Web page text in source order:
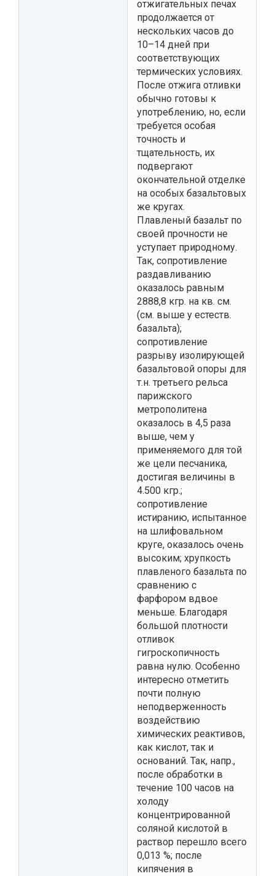
отжигательных печах
продолжается от
нескольких часов до
10–14 дней при
соответствующих
термических условиях.
После отжига отливки
обычно готовы к
употреблению, но, если
требуется особая
точность и
тщательность, их
подвергают
окончательной отделке
на особых базальтовых
же кругах.
Плавленый базальт по
своей прочности не
уступает природному.
Так, сопротивление
раздавливанию
оказалось равным
2888,8 кгр. на кв. см.
(см. выше у естеств.
базальта);
сопротивление
разрыву изолирующей
базальтовой опоры для
т.н. третьего рельса
парижского
метрополитена
оказалось в 4,5 раза
выше, чем у
применяемого для той
же цели песчаника,
достигая величины в
4.500 кгр.;
сопротивление
истиранию, испытанное
на шлифовальном
круге, оказалось очень
высоким; хрупкость
плавленого базальта по
сравнению с
фарфором вдвое
меньше. Благодаря
большой плотности
отливок
гигроскопичность
равна нулю. Особенно
интересно отметить
почти полную
неподверженность
воздействию
химических реактивов,
как кислот, так и
оснований. Так, напр.,
после обработки в
течение 100 часов на
холоду
концентрированной
соляной кислотой в
раствор перешло всего
0,013 %; после
кипячения в